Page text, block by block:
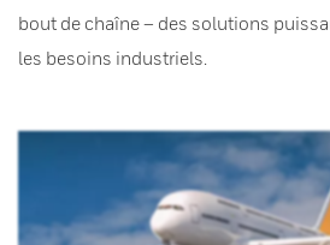
bout de chaîne – des solutions
les besoins industriels.